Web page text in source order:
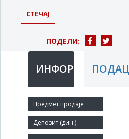
СТЕЧАЈ
ПОДЕЛИ:
ИНФОРМАЦИЈЕ
Краћи назив:
NERATRANS